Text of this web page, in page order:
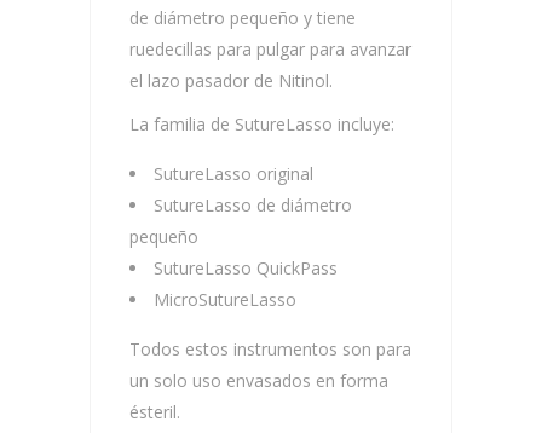
de diámetro pequeño y tiene
ruedecillas para pulgar para avanzar
el lazo pasador de Nitinol.
La familia de SutureLasso incluye:
SutureLasso original
SutureLasso de diámetro
pequeño
SutureLasso QuickPass
MicroSutureLasso
Todos estos instrumentos son para
un solo uso envasados en forma
ésteril.